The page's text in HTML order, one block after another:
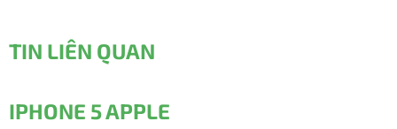
TIN LIÊN QUAN
IPHONE 5 APPLE